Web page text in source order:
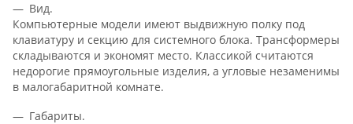
Вид.
Компьютерные модели имеют выдвижную полку под
клавиатуру и секцию для системного блока. Трансформеры
складываются и экономят место. Классикой считаются
недорогие прямоугольные изделия, а угловые незаменимы
в малогабаритной комнате.
Габариты.